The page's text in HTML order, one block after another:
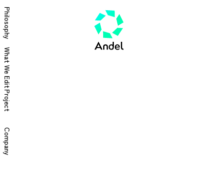
Philosophy
What We Edit
Project
Company